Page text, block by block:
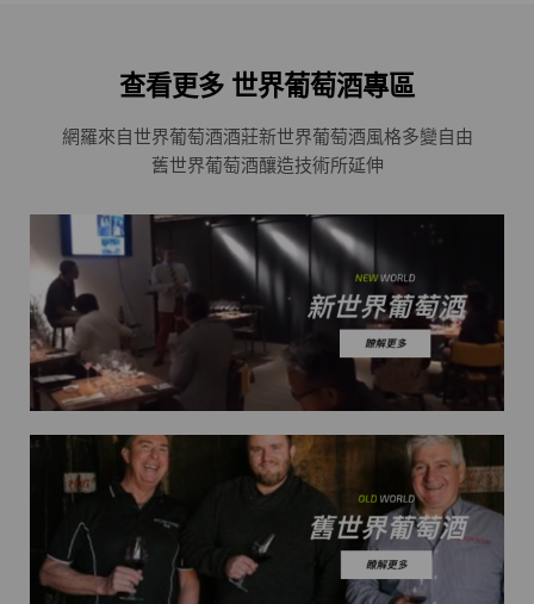
查看更多 世界葡萄酒專區
網羅來自世界葡萄酒酒莊新世界葡萄酒風格多變自由
舊世界葡萄酒釀造技術所延伸